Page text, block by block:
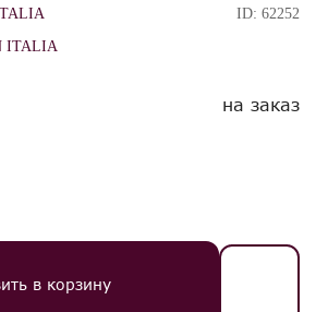
ITALIA
ID: 62252
на заказ
в корзину